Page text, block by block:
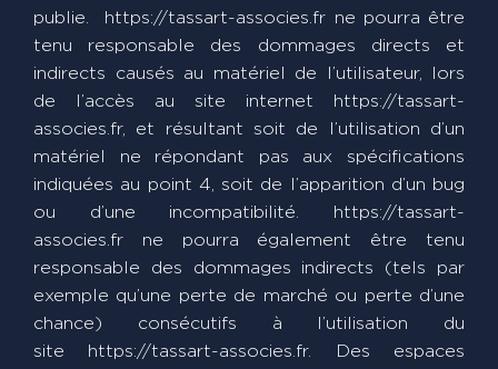
publie. https://tassart-associes.fr ne pourra être
tenu responsable des dommages directs et
indirects causés au matériel de l’utilisateur, lors
de l’accès au site internet https://tassart-
associes.fr, et résultant soit de l’utilisation d’un
matériel ne répondant pas aux spécifications
indiquées au point 4, soit de l’apparition d’un bug
ou d’une incompatibilité. https://tassart-
associes.fr ne pourra également être tenu
responsable des dommages indirects (tels par
exemple qu’une perte de marché ou perte d’une
chance) consécutifs à l’utilisation du
site https://tassart-associes.fr. Des espaces